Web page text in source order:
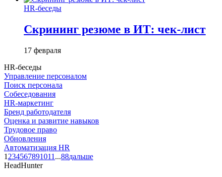
HR-беседы
Скрининг резюме в ИТ: чек-лист
17 февраля
HR-беседы
Управление персоналом
Поиск персонала
Собеседования
HR-маркетинг
Бренд работодателя
Оценка и развитие навыков
Трудовое право
Обновления
Автоматизация HR
1 234567891011 ...88дальше
HeadHunter